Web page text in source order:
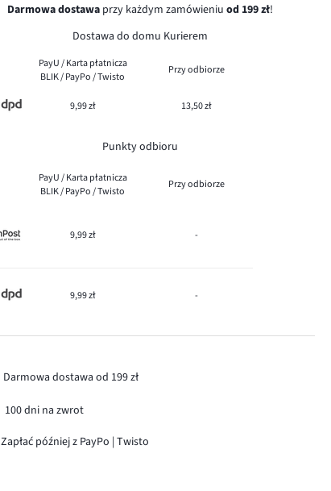
Darmowa dostawaprzy każdym zamówieniu od 199 zł!
Dostawa do domu Kurierem
PayU / Karta płatnicza
BLIK / PayPo / Twisto
Przy odbiorze
9,99 zł 13,50 zł
Punkty odbioru
PayU / Karta płatnicza
BLIK / PayPo / Twisto
Przy odbiorze
9,99 zł -
9,99 zł -
Darmowa dostawa od 199 zł
100 dni na zwrot
Zapłać później z PayPo | Twisto